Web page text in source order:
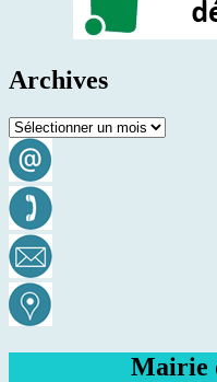
Archives
Archives
Mairie